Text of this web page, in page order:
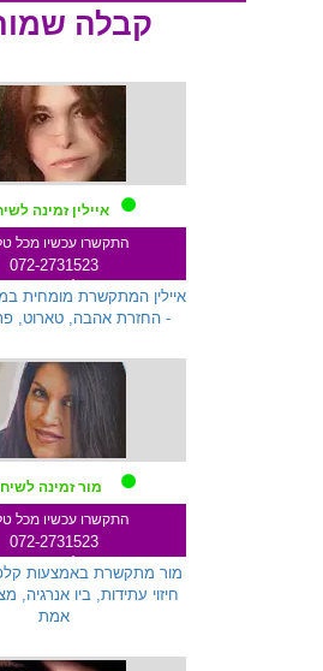
קבלה
איילין זמינה
התקשרו עכשיו מכל
072-2731523
איילין המתקשרת מומחית
- החזרת אהבה, טארוט,
מור זמינה
התקשרו עכשיו מכל
072-2731523
מור מתקשרת באמצעות
חיזוי עתידות, ביו אנרגיה,
אמת